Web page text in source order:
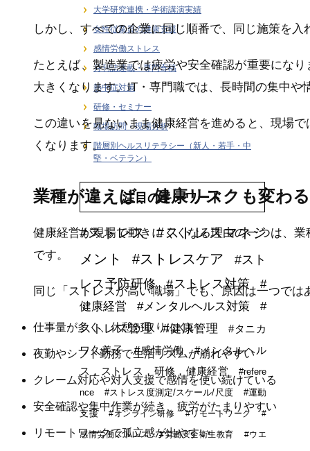
しかし、すべての企業に同じ順番で、同じ施策を
たとえば、製造業では疲労や安全確認が重要にな
大きくなります。IT・専門職では、長時間の集中や
この違いを見ないまま健康経営を進めると、現場
くなります。
業種が違えば、健康リスクも変わる
健康経営が現場で動きにくくなる理由の一つは、
です。
同じ「ストレスが高い職場」でも、原因は一つでは
仕事量が多く、休憩が取りにくい
夜勤やシフト勤務で生活リズムが崩れやすい
クレーム対応や対人支援で感情を使い続けている
安全確認や集中作業が続き、疲労がたまりやすい
リモートワークで孤立感が出やすい
大学研究連携・学術講演実績
女性従業員の健康支援
感情労働ストレス
月刊誌連載・専門寄稿
熱中症対策
研修・セミナー
職場訪問・現場分析
階層別ヘルスリテラシー（新人・若手・中
堅・ベテラン）
注目のキーワード
#ストレス
#ストレスマネジ
メント
#ストレスケア
#スト
レス予防研修
#ストレス対策
#
健康経営
#メンタルヘルス対策
#
ストレス管理
#健康管理
#タニカ
ワ久美子
#感情労働
#メンタルヘル
ス，ストレス，研修，健康経営
#refere
nce
#ストレス度測定/スケール/尺度
#運動
支援
#オンライン研修 #リモートワーク #
感情労働ストレス #労働安全衛生教育 #ウエ